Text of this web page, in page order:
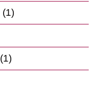
(1)
(1)